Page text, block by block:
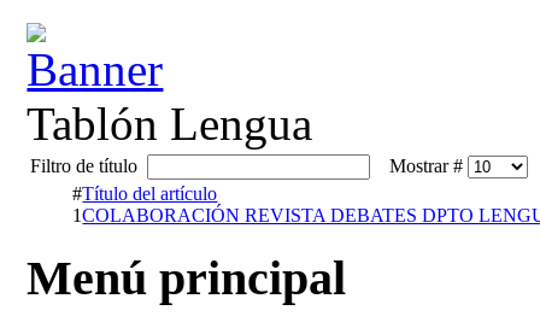
Tablón Lengua
Filtro de título
Mostrar #
#Título del artículo
1COLABORACIÓN REVISTA DEBATES DPTO
Menú principal